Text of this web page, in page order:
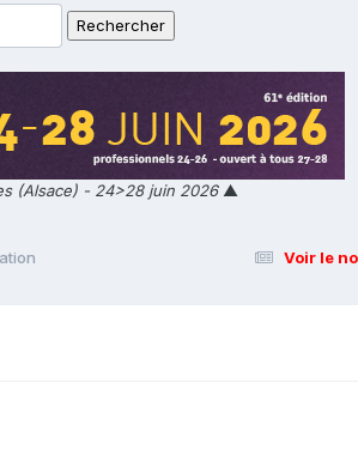
(Alsace) - 24>28 juin 2026▲
Voir le